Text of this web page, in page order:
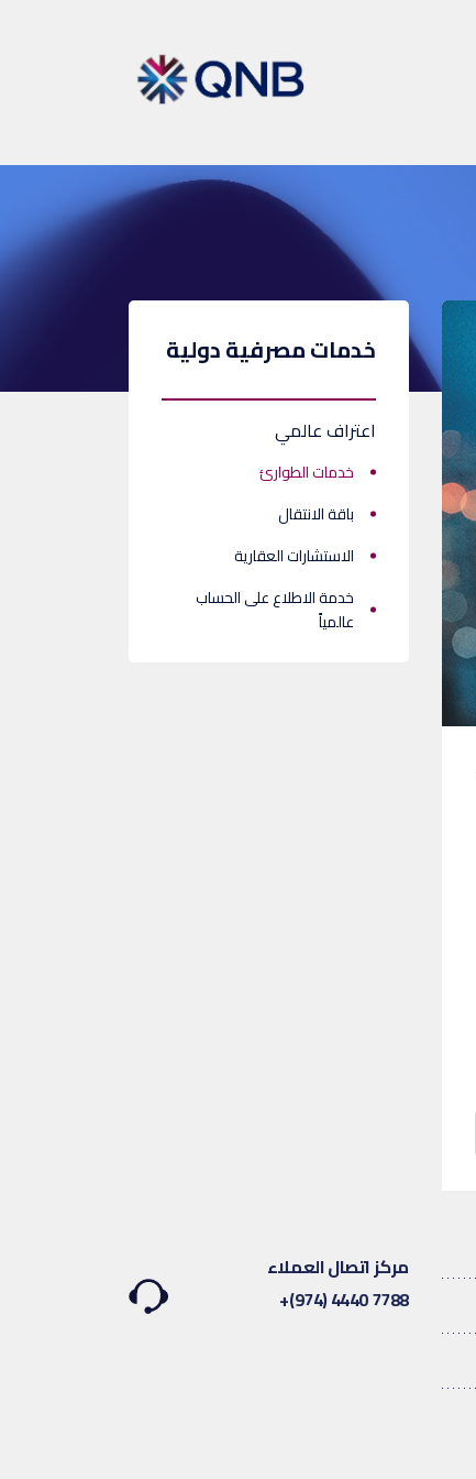
خدمات مصرفية دولية
اعتراف عالمي
خدمات الطوارئ
باقة الانتقال
الاستشارات العقارية
خدمة الاطلاع على الحساب
عالمياً
مركز اتصال العملاء
7788 4440 (974)+